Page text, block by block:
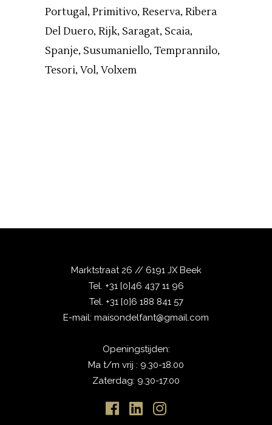
Portugal Primitivo Reserva Ribera
Del Duero Rijk Saragat Scaia
Spanje Susumaniello Temprannilo
Tesori Vol Volxem
Marktstraat 26 // 6191 JX Beek
Tel. +31 [0]46 437 11 96
Tel. +31 [0]6 188 841 57
E-mail: maisondelfant@gmail.com
Openingstijden:
Ma t/m vrij : 9.30-18.00
Zaterdag: 9.30-17.00